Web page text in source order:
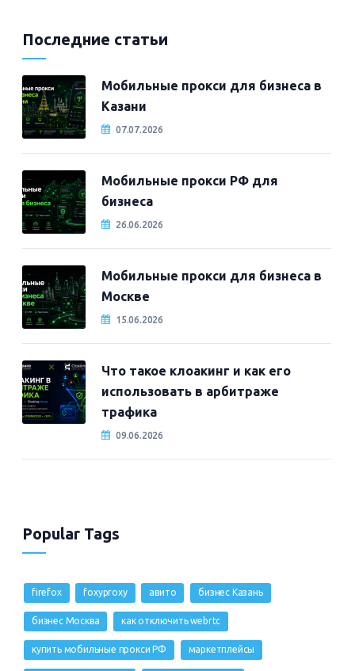
Последние статьи
Мобильные прокси для бизнеса в
Казани
07.07.2026
Мобильные прокси РФ для
бизнеса
26.06.2026
Мобильные прокси для бизнеса в
Москве
15.06.2026
Что такое клоакинг и как его
использовать в арбитраже
трафика
09.06.2026
Popular Tags
firefox foxyproxy авито бизнес Казань
бизнес Москва как отключить webrtc
купить мобильные прокси РФ маркетплейсы